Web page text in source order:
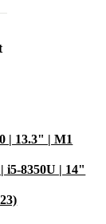
| 13.3" | M1
i5-8350U | 14"